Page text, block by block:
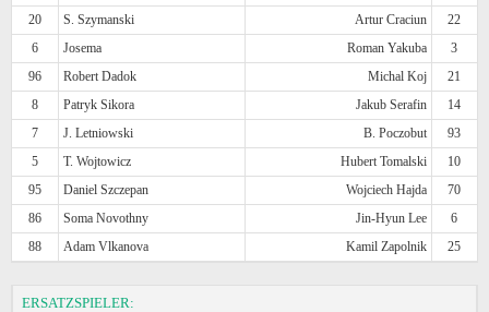
20
S. Szymanski Artur Craciun
22
6
Josema Roman Yakuba
3
96
Robert Dadok Michal Koj
21
8
Patryk Sikora Jakub Serafin
14
7
J. Letniowski B. Poczobut
93
5
T. Wojtowicz Hubert Tomalski
10
95
Daniel Szczepan Wojciech Hajda
70
86
Soma Novothny Jin-Hyun Lee
6
88
Adam Vlkanova Kamil Zapolnik 25
ERSATZSPIELER: